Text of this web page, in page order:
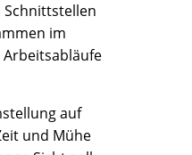
im
Arbeitsabläufe
auf
und Mühe